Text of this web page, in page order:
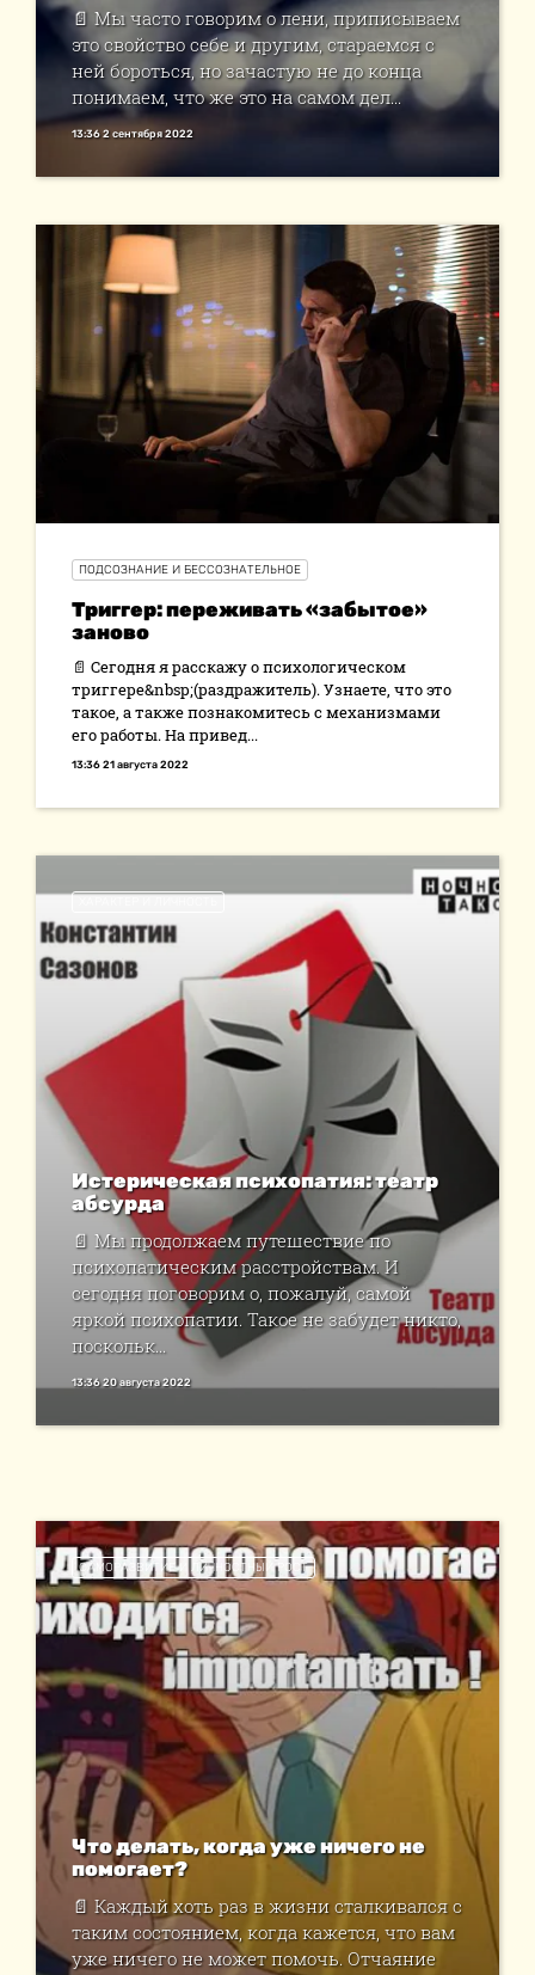
📄 Мы часто говорим о лени, приписываем
это свойство себе и другим, стараемся с
ней бороться, но зачастую не до конца
понимаем, что же это на самом дел...
13:36 2 сентября 2022
ПОДСОЗНАНИЕ И БЕССОЗНАТЕЛЬНОЕ
Триггер: переживать «забытое»
заново
📄 Сегодня я расскажу о психологическом
триггере&nbsp;(раздражитель). Узнаете, что это
такое, а также познакомитесь с механизмами
его работы. На привед...
13:36 21 августа 2022
Истерическая психопатия: театр
абсурда
📄 Мы продолжаем путешествие по
психопатическим расстройствам. И
сегодня поговорим о, пожалуй, самой
яркой психопатии. Такое не забудет никто,
поскольк...
13:36 20 августа 2022
САМОРАЗВИТИЕ И ЛИЧНОСТНЫЙ РОСТ
Что делать, когда уже ничего не
помогает?
📄 Каждый хоть раз в жизни сталкивался с
таким состоянием, когда кажется, что вам
уже ничего не может помочь. Отчаяние